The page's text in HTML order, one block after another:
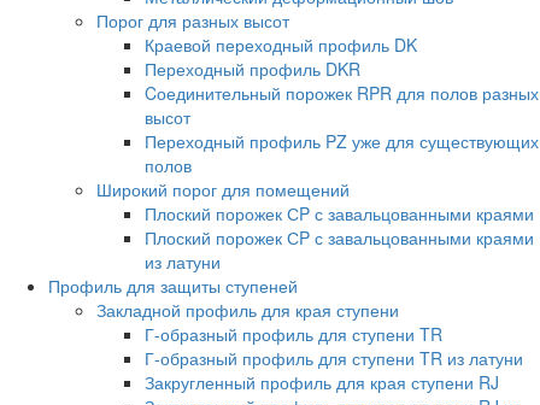
Порог для разных высот
Краевой переходный профиль DK
Переходный профиль DKR
Cоединительный порожек RPR для полов разных
высот
Переходный профиль PZ уже для существующих
полов
Широкий порог для помещений
Плоский порожек СP с завальцованными краями
Плоский порожек СP с завальцованными краями
из латуни
Профиль для защиты ступеней
Закладной профиль для края ступени
Г-образный профиль для ступени TR
Г-образный профиль для ступени TR из латуни
Закругленный профиль для края ступени RJ